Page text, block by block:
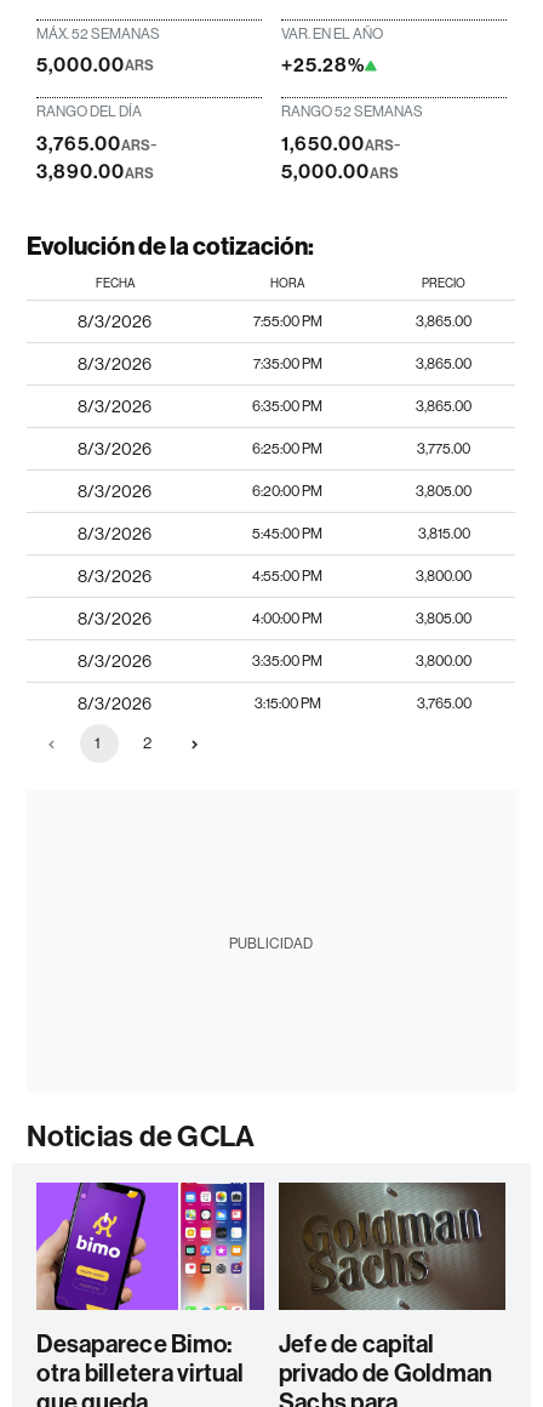
MÁX. 52 SEMANAS
5,000.00ARS
VAR. EN EL AÑO
+25.28%
RANGO DEL DÍA
3,765.00ARS-
3,890.00ARS
RANGO 52 SEMANAS
1,650.00ARS-
5,000.00ARS
Evolución de la cotización:
FECHA HORA PRECIO
8/3/2026 7:55:00 PM 3,865.00
8/3/2026 7:35:00 PM 3,865.00
8/3/2026 6:35:00 PM 3,865.00
8/3/2026 6:25:00 PM 3,775.00
8/3/2026 6:20:00 PM 3,805.00
8/3/2026 5:45:00 PM 3,815.00
8/3/2026 4:55:00 PM 3,800.00
8/3/2026 4:00:00 PM 3,805.00
8/3/2026 3:35:00 PM 3,800.00
8/3/2026 3:15:00 PM 3,765.00
1 2
PUBLICIDAD
Noticias de GCLA
Desaparece Bimo:
otra billetera virtual
Jefe de capital
privado de Goldman